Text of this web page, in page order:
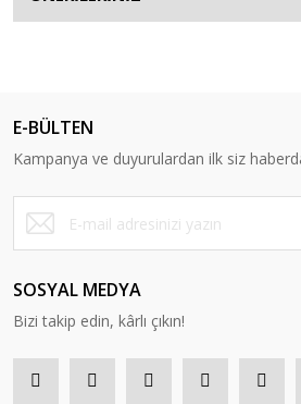
E-BÜLTEN
Kampanya ve duyurulardan ilk siz
SOSYAL MEDYA
Bizi takip edin, kârlı çıkın!